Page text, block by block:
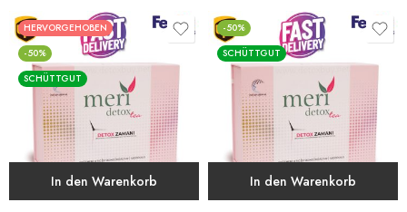
HERVORGEHOBEN
-50%
SCHÜTTGUT
In den Warenkorb
-50%
SCHÜTTGUT
In den Warenkorb